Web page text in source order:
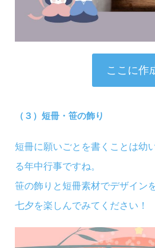
ここに作
（３）短冊・笹の飾り
短冊に願いごとを書くことは幼
る年中行事ですね。
笹の飾りと短冊素材でデザイン
七夕を楽しんでみてください！